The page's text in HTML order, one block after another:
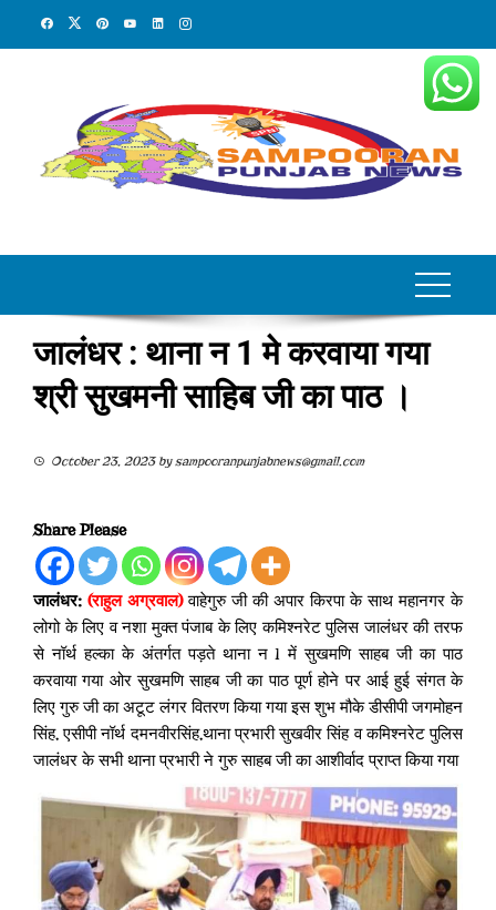
जालंधर : थाना न 1 मे करवाया गया
श्री सुखमनी साहिब जी का पाठ ।
October 23, 2023bysampooranpunjabnews@gmail.com
Share Please
जालंधर: (राहुल अग्रवाल)वाहेगुरु जी की अपार किरपा के साथ महानगर के
लोगो के लिए व नशा मुक्त पंजाब के लिए कमिश्नरेट पुलिस जालंधर की तरफ
से नॉर्थ हल्का के अंतर्गत पड़ते थाना न 1 में सुखमणि साहब जी का पाठ
करवाया गया ओर सुखमणि साहब जी का पाठ पूर्ण होने पर आई हुई संगत के
लिए गुरु जी का अटूट लंगर वितरण किया गया इस शुभ मौके डीसीपी जगमोहन
सिंह, एसीपी नॉर्थ दमनवीरसिंह,थाना प्रभारी सुखवीर सिंह व कमिश्नरेट पुलिस
जालंधर के सभी थाना प्रभारी ने गुरु साहब जी का आशीर्वाद प्राप्त किया गया